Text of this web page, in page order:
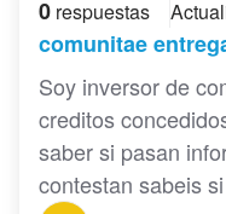
0 respuestas
comunitae
Soy inversor de
creditos
saber si pasan
contestan sabeis